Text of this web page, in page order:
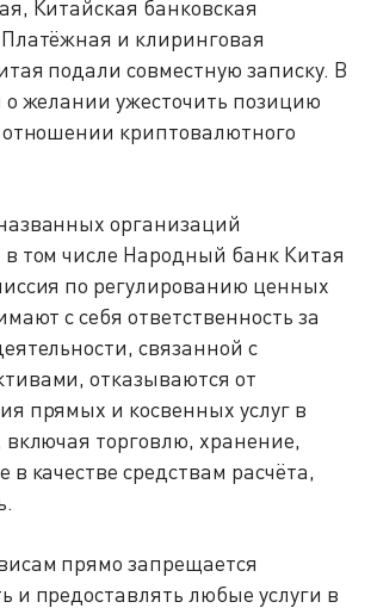
Китайская банковская
и клиринговая
подали совместную записку. В
о желании ужесточить позицию
отношении криптовалютного
организаций
том числе Народный банк Китая
по регулированию ценных
с себя ответственность за
связанной с
отказываются от
прямых и косвенных услуг в
торговлю, хранение,
в качестве средствам расчёта,
прямо запрещается
и предоставлять любые услуги в